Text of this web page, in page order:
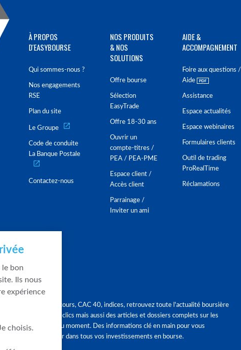
À PROPOS
D'EASYBOURSE
Qui sommes-nous ?
Nos engagements
RSE
Plan du site
Le Groupe
Code de conduite
La Banque Postale
Contactez-nous
NOS PRODUITS
& NOS
SOLUTIONS
Offre bourse
Sélection
EasyTrade
Offre 18-30 ans
Ouvrir un
compte-titres /
PEA / PEA-PME
Espace client /
Accès client
Parrainage /
Inviter un ami
AIDE &
ACCOMPAGNEMENT
Foire aux questions /
Aide
Assistance
Espace actualités
Espace webinaires
Formulaires clients
Outil de trading
ProRealTime
Réclamations
Graphique, cours, CAC 40, indices, retrouvez toute l'actualité boursière
en quelques clics mais aussi des articles et dossiers complets sur les
tendances du moment. Des informations clé en main pour vous
accompagner dans tous vos investissements en bourse.
le bon
Ils nous
expérience
choisis.